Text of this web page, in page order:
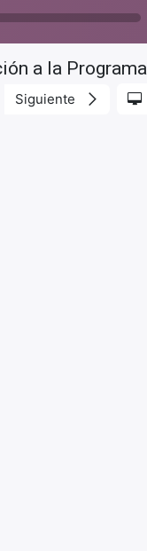
a la
Siguiente